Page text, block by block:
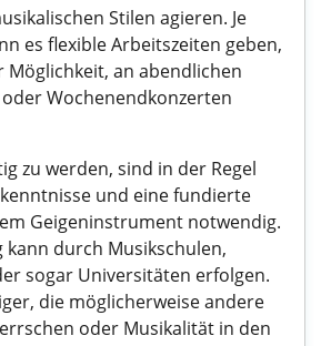
Stilen agieren. Je
es flexible Arbeitszeiten geben,
Möglichkeit, an abendlichen
Wochenendkonzerten
zu werden, sind in der Regel
und eine fundierte
Geigeninstrument notwendig.
kann durch Musikschulen,
sogar Universitäten erfolgen.
die möglicherweise andere
oder Musikalität in den